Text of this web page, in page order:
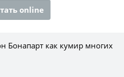
online
Бонапарт как кумир многих